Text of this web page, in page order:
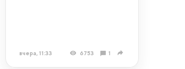
вчера, 11:33 6753 1